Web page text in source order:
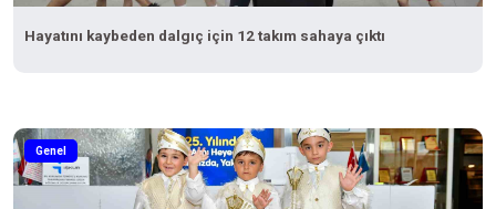
Hayatını kaybeden dalgıç için 12 takım sahaya çıktı
Genel